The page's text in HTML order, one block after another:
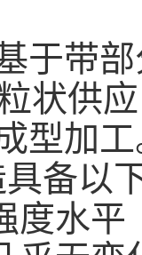
于带
状供
型加
备以
度水平